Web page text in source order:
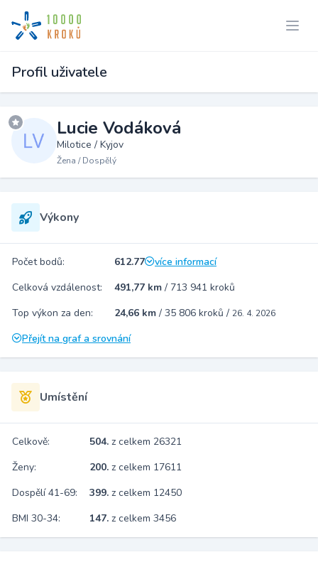
Profil uživatele
Lucie Vodáková
Milotice / Kyjov
Žena / Dospělý
Výkony
Počet bodů: 612.77
více informací
Celková vzdálenost:
491,77 km / 713 941 kroků
Top výkon za den:
24,66 km / 35 806 kroků / 26. 4. 2026
Přejít na graf a srovnání
Umístění
Celkově: 504. z celkem 26321
Ženy:
200. z celkem 17611
Dospělí 41-69:
399. z celkem 12450
BMI 30-34:
147. z celkem 3456